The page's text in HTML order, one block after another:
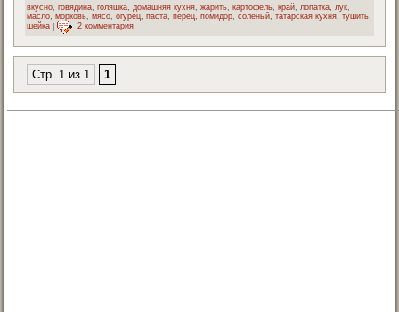
вкусно ,говядина ,голяшка домашняя кухня ,жарить ,картофель ,край лопатка лук
масло ,морковь ,мясо ,огурец ,паста ,перец ,помидор ,соленый ,татарская кухня ,тушить
шейка | 2 комментария
Стр. 1 из 1 1